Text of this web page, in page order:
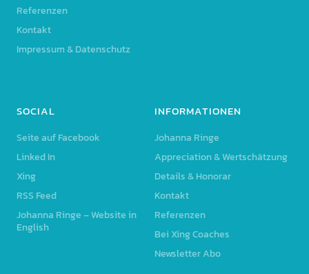
Referenzen
Kontakt
Impressum & Datenschutz
SOCIAL
Seite auf Facebook
Linked In
Xing
RSS Feed
Johanna Ringe – Website in
English
INFORMATIONEN
Johanna Ringe
Appreciation & Wertschätzung
Details & Honorar
Kontakt
Referenzen
Bei Xing Coaches
Newsletter Abo